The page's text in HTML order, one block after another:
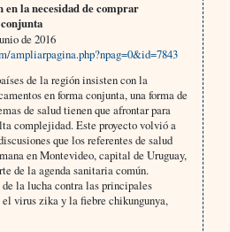
en la necesidad de comprar
de 2016
ampliarpagina.php?npag=0&id=7843
de la región insisten con la
en forma conjunta, una forma de
de salud tienen que afrontar para
complejidad. Este proyecto volvió a
que los referentes de salud
en Montevideo, capital de Uruguay,
de la agenda sanitaria común.
la lucha contra las principales
virus zika y la fiebre chikungunya,